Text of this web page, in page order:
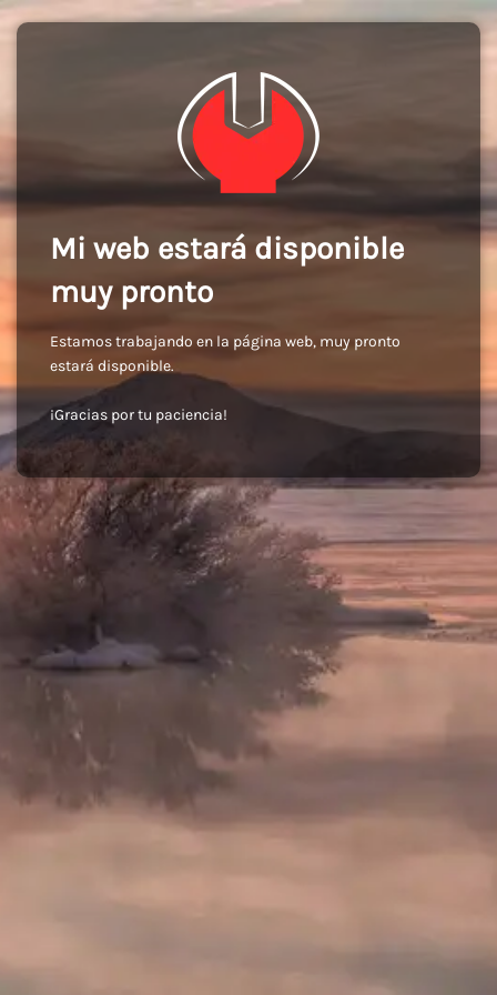
Mi web estará disponible
muy pronto
Estamos trabajando en la página web, muy pronto
estará disponible.
¡Gracias por tu paciencia!